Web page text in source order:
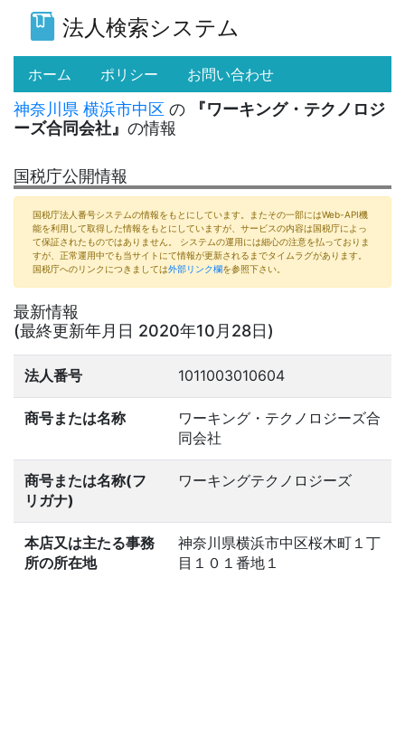
法人検索システム
ホーム (current)
ポリシー お問い合わせ
神奈川県 横浜市中区 の
『ワーキング・テクノロジ
ーズ合同会社』 の情報
国税庁公開情報
国税庁法人番号システムの情報をもとにしています。またその一部にはWeb-API機
能を利用して取得した情報をもとにしていますが、サービスの内容は国税庁によっ
て保証されたものではありません。 システムの運用には細心の注意を払っておりま
すが、正常運用中でも当サイトにて情報が更新されるまでタイムラグがあります。
国税庁へのリンクにつきましては外部リンク欄を参照下さい。
最新情報
(最終更新年月日 2020年10月28日)
法人番号 1011003010604
商号または名称
ワーキング・テクノロジーズ合
同会社
商号または名称(フ
リガナ)
ワーキングテクノロジーズ
本店又は主たる事務
所の所在地
神奈川県横浜市中区桜木町１丁
目１０１番地１